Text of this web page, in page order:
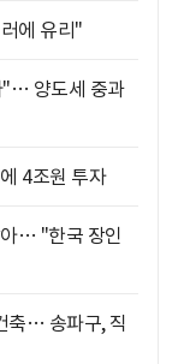
에 유리"
"… 양도세 중과
4조원 투자
아… "한국 장인
축… 송파구, 직